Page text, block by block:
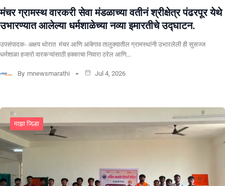
मंचर ग्रामस्थ वारकरी सेवा मंडळाच्या वतीनं श्रीक्षेत्र पंढरपूर येथे
उभारण्यात आलेल्या धर्मशाळेच्या नव्या इमारतीचे उद्घाटन.
उपसंपादक- अक्षय थोरात मंचर आणि आंबेगाव तालुक्यातील ग्रामस्थांनी उभारलेली ही सुसज्ज
धर्मशाळा हजारो वारकऱ्यांसाठी हक्काचा निवारा ठरेल आणि…
By mnewsmarathi Jul 4, 2026
माझा जिल्हा